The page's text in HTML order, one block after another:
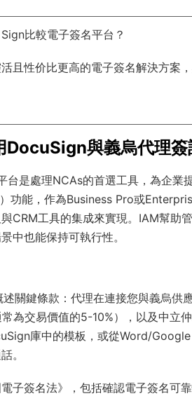
比較電子簽名平台？
且性价比更高的電子簽名解決方案
DocuSign與義烏代理簽
台是處理NCAs的首選工具，為企業
功能，作為Business Pro或
CRM工具的集成來實現。IAM幫助
中也能保持可執行性。
關鍵條款：代理在連接您與義烏供
為交易價值的5-10%），以及中立
庫中的模板，或從Word/
。
子簽名法》，包括確認電子簽名可